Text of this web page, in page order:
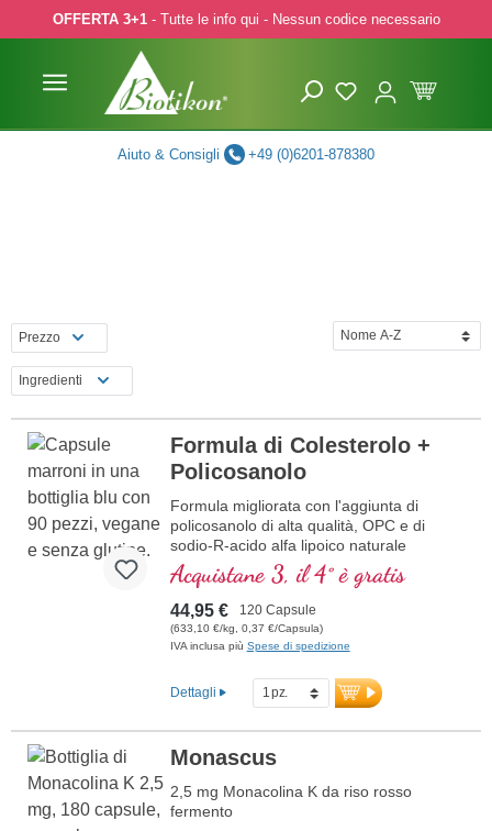
to main content
Skip to search
Skip to main navigation
OFFERTA 3+1- Tutte le info qui - Nessun codice necessario
Aiuto & Consigli +49 (0)6201-878380
Prezzo
Ingredienti
Formula di Colesterolo +
Policosanolo
Formula migliorata con l'aggiunta di
policosanolo di alta qualità, OPC e di
sodio-R-acido alfa lipoico naturale
Acquistane 3, il 4° è gratis
44,95 € 120 Capsule
(633,10 €/kg, 0,37 €/Capsula)
IVA inclusa più Spese di spedizione
Dettagli
Monascus
2,5 mg Monacolina K da riso rosso
fermento